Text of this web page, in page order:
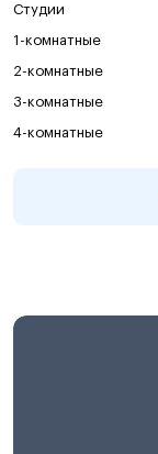
Студии
1-комнатные
2-комнатные
3-комнатные
4-комнатные